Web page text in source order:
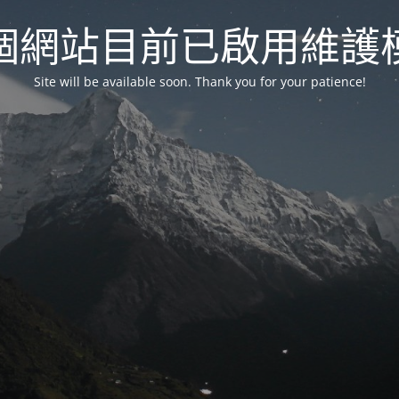
網站目前已啟用維護
Site will be available soon. Thank you for your patience!